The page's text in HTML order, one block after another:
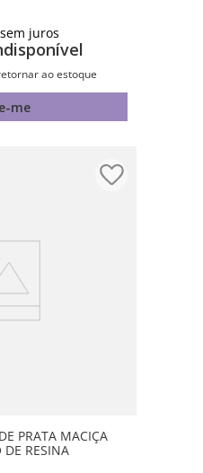
sem juros
ao estoque
me
PRATA MACIÇA
RESINA